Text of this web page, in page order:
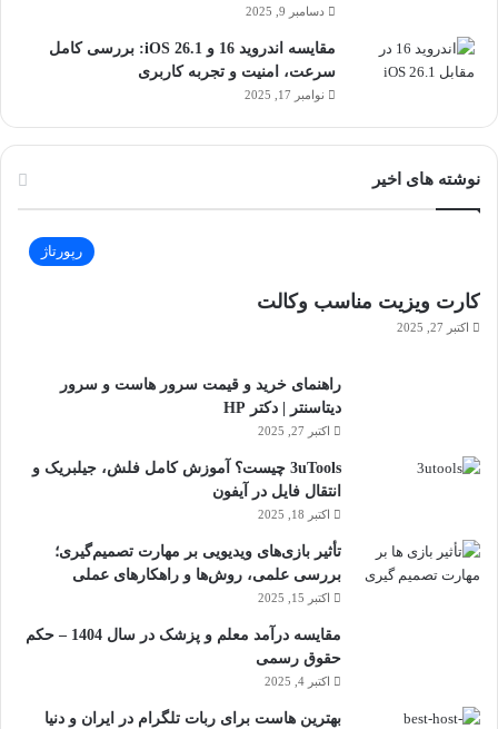
دسامبر 9, 2025
مقایسه اندروید 16 و iOS 26.1: بررسی کامل
سرعت، امنیت و تجربه کاربری
نوامبر 17, 2025
نوشته های اخیر
رپورتاژ
کارت ویزیت مناسب وکالت
اکتبر 27, 2025
راهنمای خرید و قیمت سرور هاست و سرور
دیتاسنتر | دکتر HP
اکتبر 27, 2025
3uTools چیست؟ آموزش کامل فلش، جیلبریک و
انتقال فایل در آیفون
اکتبر 18, 2025
تأثیر بازی‌های ویدیویی بر مهارت تصمیم‌گیری؛
بررسی علمی، روش‌ها و راهکارهای عملی
اکتبر 15, 2025
مقایسه درآمد معلم و پزشک در سال 1404 – حکم
حقوق رسمی
اکتبر 4, 2025
بهترین هاست برای ربات تلگرام در ایران و دنیا